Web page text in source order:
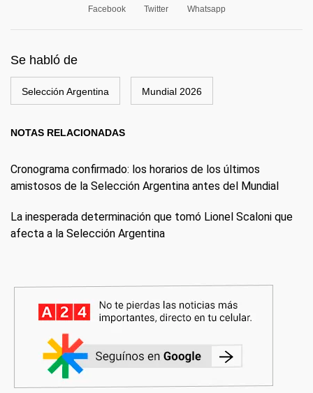
Facebook Twitter Whatsapp
Se habló de
Selección Argentina Mundial 2026
NOTAS RELACIONADAS
Cronograma confirmado: los horarios de los últimos
amistosos de la Selección Argentina antes del Mundial
La inesperada determinación que tomó Lionel Scaloni que
afecta a la Selección Argentina